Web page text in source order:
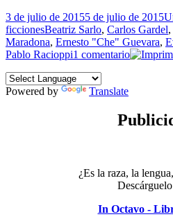
Publicado
el
3 de julio de 20155 de julio de 2015
ficcionesEtiquetas
Beatriz Sarlo, Carlos Gardel,
Maradona, Ernesto "Che" Guevara,
Pablo Racioppi1 comentarioen
Powered by Translate
¿Es la raza, la
Descárguelo
In Octavo -